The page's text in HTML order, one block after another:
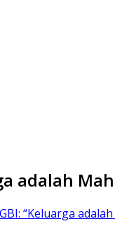
adalah
“Keluarga